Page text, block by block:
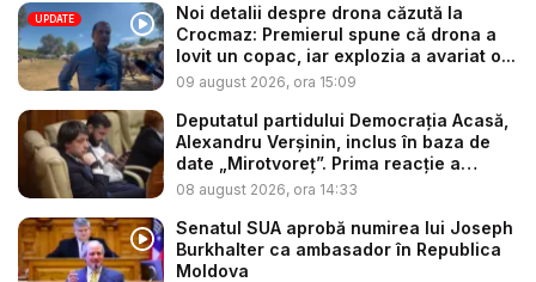
UPDATE
Noi detalii despre drona căzută la
Crocmaz: Premierul spune că drona a
lovit un copac, iar explozia a avariat o...
09 august 2026, ora 15:09
Deputatul partidului Democrația Acasă,
Alexandru Verșinin, inclus în baza de
date „Mirotvoreț”. Prima reacție a
politi...
08 august 2026, ora 14:33
Senatul SUA aprobă numirea lui Joseph
Burkhalter ca ambasador în Republica
Moldova